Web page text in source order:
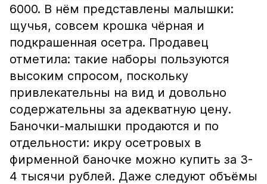
6000. В нём представлены малышки:
щучья, совсем крошка чёрная и
подкрашенная осетра. Продавец
отметила: такие наборы пользуются
высоким спросом, поскольку
привлекательны на вид и довольно
содержательны за адекватную цену.
Баночки-малышки продаются и по
отдельности: икру осетровых в
фирменной баночке можно купить за 3-
4 тысячи рублей. Даже следуют объёмы